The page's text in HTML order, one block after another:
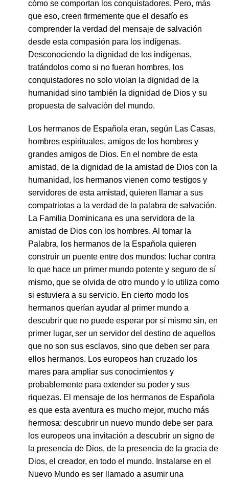
cómo se comportan los conquistadores. Pero, más
que eso, creen firmemente que el desafío es
comprender la verdad del mensaje de salvación
desde esta compasión para los indígenas.
Desconociendo la dignidad de los indígenas,
tratándolos como si no fueran hombres, los
conquistadores no solo violan la dignidad de la
humanidad sino también la dignidad de Dios y su
propuesta de salvación del mundo.
Los hermanos de Española eran, según Las Casas,
hombres espirituales, amigos de los hombres y
grandes amigos de Dios. En el nombre de esta
amistad, de la dignidad de la amistad de Dios con la
humanidad, los hermanos vienen como testigos y
servidores de esta amistad, quieren llamar a sus
compatriotas a la verdad de la palabra de salvación.
La Familia Dominicana es una servidora de la
amistad de Dios con los hombres. Al tomar la
Palabra, los hermanos de la Española quieren
construir un puente entre dos mundos: luchar contra
lo que hace un primer mundo potente y seguro de sí
mismo, que se olvida de otro mundo y lo utiliza como
si estuviera a su servicio. En cierto modo los
hermanos querían ayudar al primer mundo a
descubrir que no puede esperar por sí mismo sin, en
primer lugar, ser un servidor del destino de aquellos
que no son sus esclavos, sino que deben ser para
ellos hermanos. Los europeos han cruzado los
mares para ampliar sus conocimientos y
probablemente para extender su poder y sus
riquezas. El mensaje de los hermanos de Española
es que esta aventura es mucho mejor, mucho más
hermosa: descubrir un nuevo mundo debe ser para
los europeos una invitación a descubrir un signo de
la presencia de Dios, de la presencia de la gracia de
Dios, el creador, en todo el mundo. Instalarse en el
Nuevo Mundo es ser llamado a asumir una